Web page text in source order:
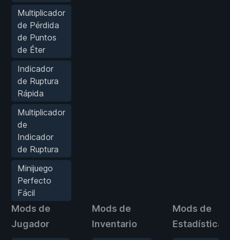
Multiplicador
de Pérdida
de Puntos
de Éter
Indicador
de Ruptura
Rápida
Multiplicador
de
Indicador
de Ruptura
Minijuego
Perfecto
Fácil
Mods de
Jugador
Mods de
Inventario
Mods de
Estadísticas